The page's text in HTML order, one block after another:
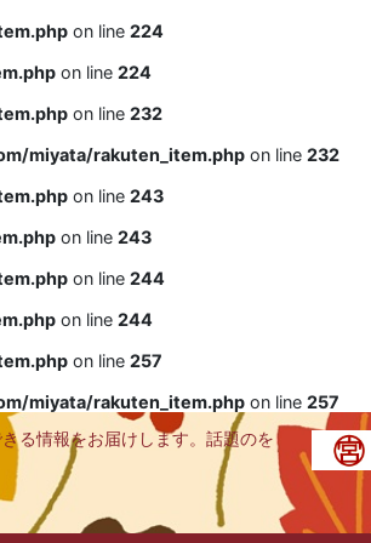
on line 224
on line 224
on line 232
miyata/rakuten_item.php on line 232
on line 243
on line 243
on line 244
on line 244
on line 257
miyata/rakuten_item.php on line 257
る情報をお届けします。話題のを